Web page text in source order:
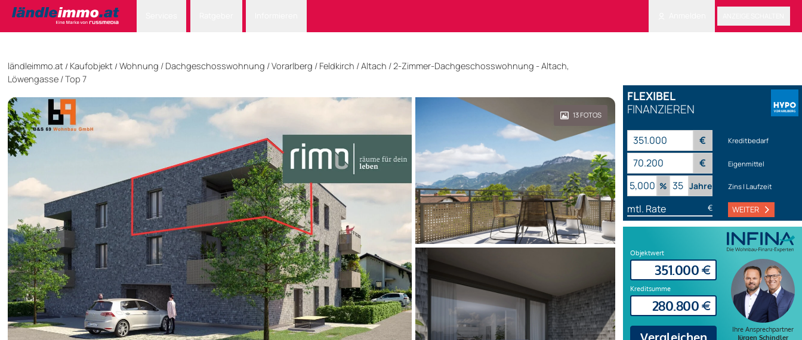
FLEXIBEL
FINANZIEREN
€ Kreditbedarf
€ Eigenmittel
% Jahre Zins | Laufzeit
mtl. Rate € WEITER
ländleimmo.at / Kaufobjekt / Wohnung / Dachgeschosswohnung /Vorarlberg / Feldkirch / Altach /2-Zimmer-Dachgeschosswohnung - Altach,
Löwengasse / Top 7
13FOTOS